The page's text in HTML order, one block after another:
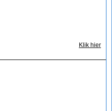
Klik hier